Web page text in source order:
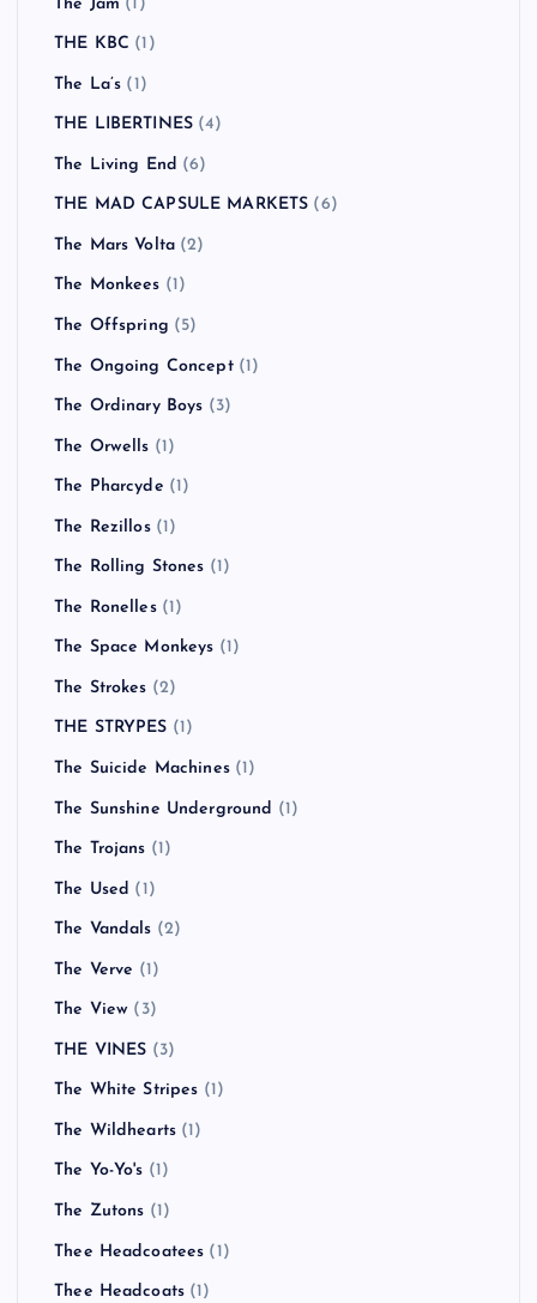
The Jam (1)
THE KBC (1)
The La’s (1)
THE LIBERTINES (4)
The Living End (6)
THE MAD CAPSULE MARKETS (6)
The Mars Volta (2)
The Monkees (1)
The Offspring (5)
The Ongoing Concept(1)
The Ordinary Boys (3)
The Orwells (1)
The Pharcyde (1)
The Rezillos(1)
The Rolling Stones (1)
The Ronelles(1)
The Space Monkeys (1)
The Strokes (2)
THE STRYPES (1)
The Suicide Machines(1)
The Sunshine Underground (1)
The Trojans (1)
The Used (1)
The Vandals (2)
The Verve (1)
The View (3)
THE VINES (3)
The White Stripes (1)
The Wildhearts (1)
The Yo-Yo's (1)
The Zutons (1)
Thee Headcoatees (1)
Thee Headcoats (1)